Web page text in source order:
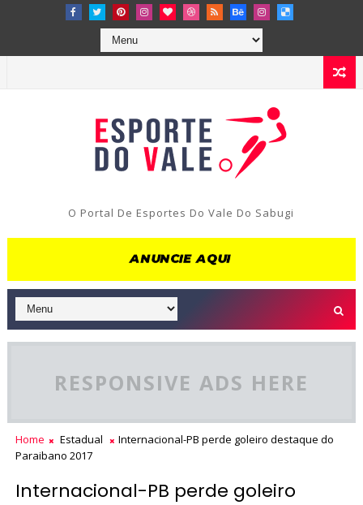
O Portal De Esportes Do Vale Do Sabugi
RESPONSIVE ADS HERE
Home Estadual
Internacional-PB perde goleiro destaque do
Paraibano 2017
Internacional-PB perde goleiro